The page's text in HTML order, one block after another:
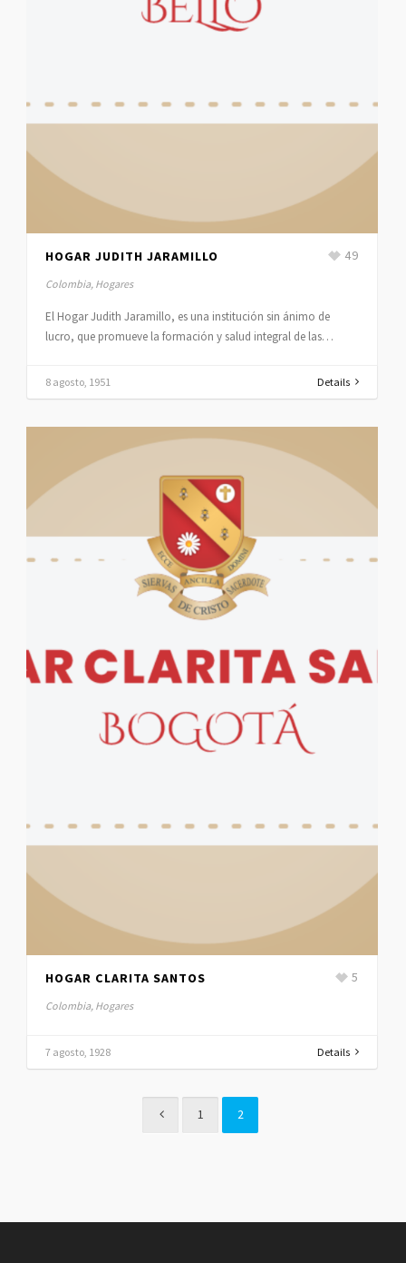
HOGAR JUDITH JARAMILLO
Colombia, Hogares
49
El Hogar Judith Jaramillo, es una institución sin ánimo de
lucro, que promueve la formación y salud integral de las…
8 agosto, 1951 Details
HOGAR CLARITA SANTOS
Colombia, Hogares
5
7 agosto, 1928 Details
1 2